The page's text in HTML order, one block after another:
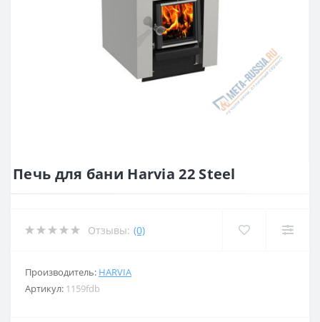
Печь для бани Harvia 22 Steel
Отзывы: (0)
Производитель: HARVIA
Артикул: 1159fdb